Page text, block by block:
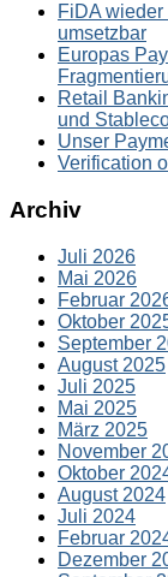
FiDA
umsetzbar
Europas
Retail
und
Unser
Verification
Archiv
Juli 2026
Mai 2026
Februar
Oktober
September
August 2025
Juli 2025
Mai 2025
März 2025
November
Oktober
August 2024
Juli 2024
Februar
Dezember